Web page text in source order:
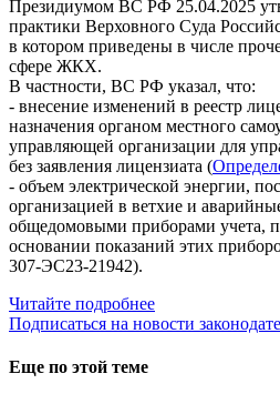
Президиумом ВС РФ 25.04.2025
практики Верховного Суда
в котором приведены в числе
сфере ЖКХ.
В частности, ВС РФ указал, что:
- внесение изменений в реестр
назначения органом местного
управляющей организации для
без заявления лицензиата (
- объем электрической энергии,
организацией в ветхие и
общедомовыми приборами учета,
основании показаний этих
307-ЭС23-21942).
Читайте подробнее
Подписаться на новости
Еще по этой теме